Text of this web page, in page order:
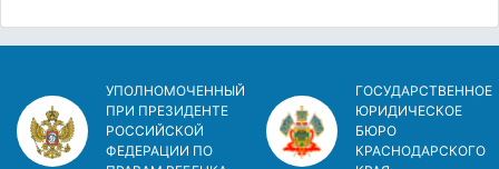
УПОЛНОМОЧЕННЫЙ
ПРИ ПРЕЗИДЕНТЕ
РОССИЙСКОЙ
ФЕДЕРАЦИИ ПО
ГОСУДАРСТВЕННОЕ
ЮРИДИЧЕСКОЕ
БЮРО
КРАСНОДАРСКОГО